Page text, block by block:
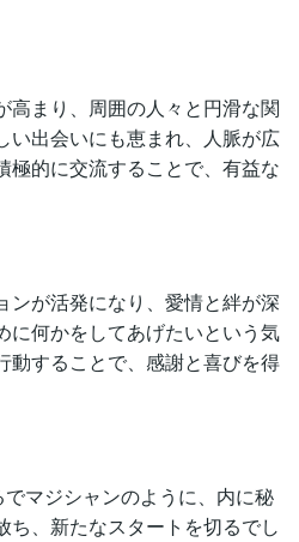
高まり、周囲の人々と円滑な関
い出会いにも恵まれ、人脈が広
極的に交流することで、有益な
ンが活発になり、愛情と絆が深
に何かをしてあげたいという気
動することで、感謝と喜びを得
マジシャンのように、内に秘
ち、新たなスタートを切るでし